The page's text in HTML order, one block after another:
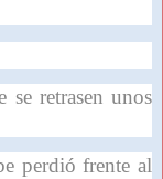
se retrasen unos
perdió frente al